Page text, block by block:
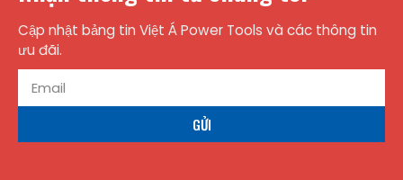
Cập nhật bảng tin Việt Á Power Tools và các thông tin
ưu đãi.
GỬI